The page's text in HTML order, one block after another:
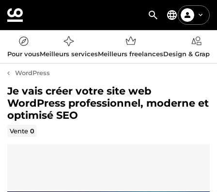
Pour vousMeilleurs servicesMeilleurs freelancesDesign &
WordPress
Je vais créer votre site web
WordPress professionnel, moderne et
optimisé SEO
Vente0